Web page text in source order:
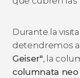
Durante la
detendremos
Geiser", la
columnata